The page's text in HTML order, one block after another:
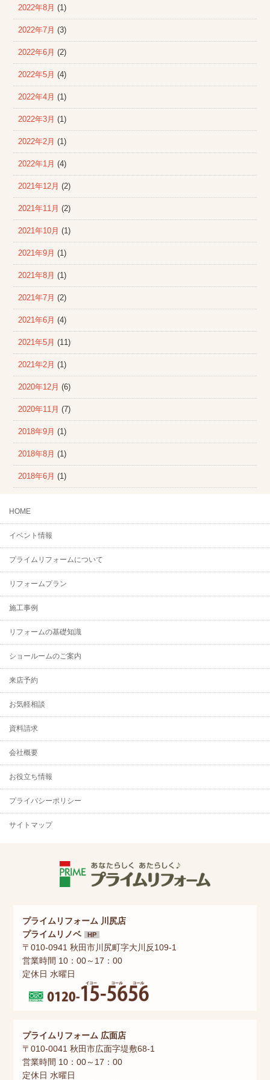
2022年8月 (1)
2022年7月 (3)
2022年6月 (2)
2022年5月 (4)
2022年4月 (1)
2022年3月 (1)
2022年2月 (1)
2022年1月 (4)
2021年12月 (2)
2021年11月 (2)
2021年10月 (1)
2021年9月 (1)
2021年8月 (1)
2021年7月 (2)
2021年6月 (4)
2021年5月 (11)
2021年2月 (1)
2020年12月 (6)
2020年11月 (7)
2018年9月 (1)
2018年8月 (1)
2018年6月 (1)
HOME
イベント情報
プライムリフォームについて
リフォームプラン
施工事例
リフォームの基礎知識
ショールームのご案内
来店予約
お気軽相談
資料請求
会社概要
お役立ち情報
プライバシーポリシー
サイトマップ
プライムリフォーム 川尻店
プライムリノベ
HP
〒010-0941 秋田市川尻町字大川反109-1
営業時間 10：00～17：00
定休日 水曜日
プライムリフォーム 広面店
〒010-0041 秋田市広面字堤敷68-1
営業時間 10：00～17：00
定休日 水曜日